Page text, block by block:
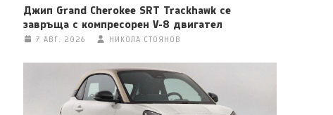
Джип Grand Cherokee SRT Trackhawk се
завръща с компресорен V-8 двигател
7 АВГ. 2026 НИКОЛА СТОЯНОВ